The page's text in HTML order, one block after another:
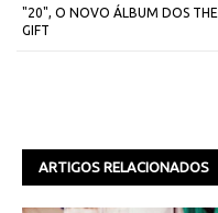
"20", O NOVO ÁLBUM DOS THE
GIFT
ARTIGOS RELACIONADOS